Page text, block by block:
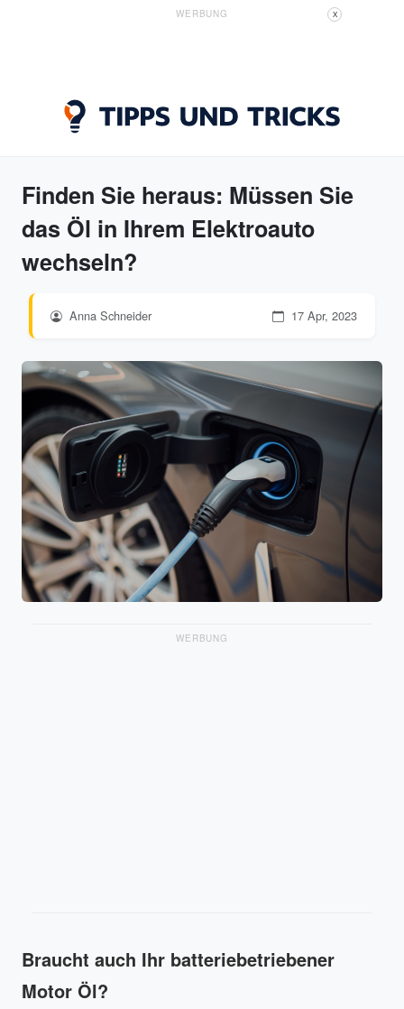
WERBUNG X
Finden Sie heraus: Müssen Sie
das Öl in Ihrem Elektroauto
wechseln?
Anna Schneider 17 Apr, 2023
WERBUNG
Braucht auch Ihr batteriebetriebener
Motor Öl?